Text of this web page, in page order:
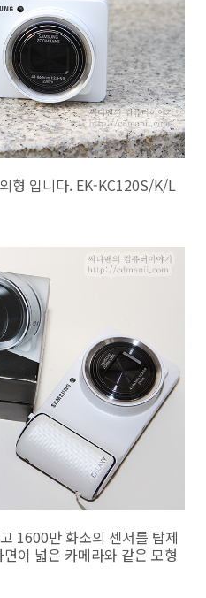
형 입니다. EK-KC120S/K/L
1600만 화소의 센서를 탑제
이 넓은 카메라와 같은 모형